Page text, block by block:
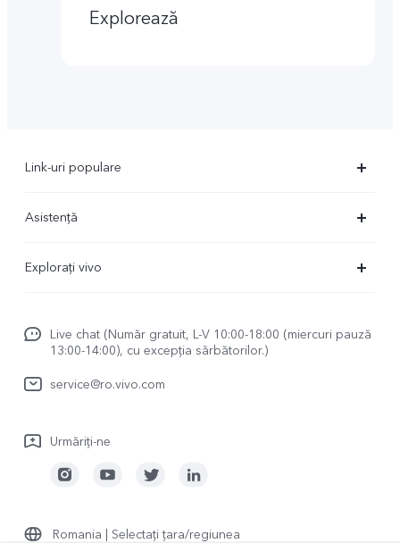
Explorează
Link-uri populare
V23 5G
Y22s
Asistență
Funtouch OS
Trimite la reparatie
Actualizarea sistemului
Manual de utilizare
Explorați vivo
Viața cu vivo
vivo Netiquette
Mențiuni legale
Durabilitate
Live chat (Număr gratuit, L-V 10:00-18:00 (miercuri pauză
13:00-14:00), cu excepția sărbătorilor.)
service@ro.vivo.com
Urmăriți-ne
Romania | Selectați țara/regiunea